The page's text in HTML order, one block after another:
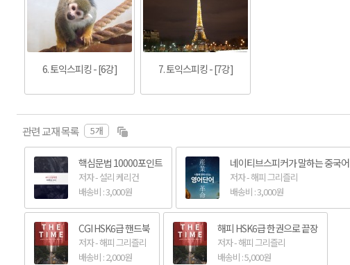
6. 토익스피킹 - [6강] 7. 토익스피킹 - [7강]
관련 교재 목록 5개
핵심문법 10000포인트
저자 - 설리 케리건
배송비 : 3,000원
네이티브스피커가 말하는 중국어
저자 - 해피 그리즐리
배송비 : 3,000원
CGI HSK6급 핸드북
저자 - 해피 그리즐리
배송비 : 2,000원
해피 HSK6급 한권으로 끝장
저자 - 해피 그리즐리
배송비 : 5,000원